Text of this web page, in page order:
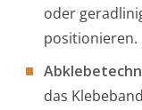
oder
positionieren.
das